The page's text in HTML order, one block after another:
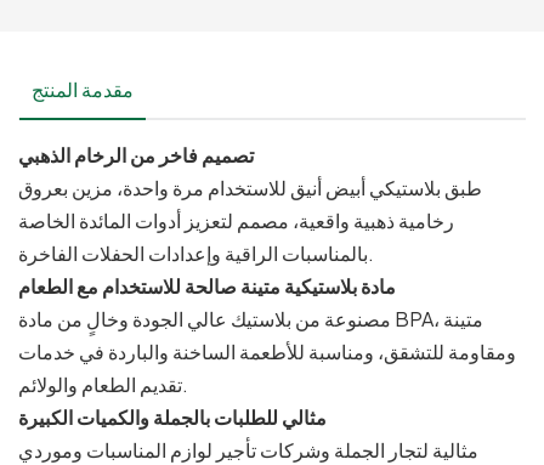
مقدمة المنتج
تصميم فاخر من الرخام الذهبي
طبق بلاستيكي أبيض أنيق للاستخدام مرة واحدة، مزين بعروق
رخامية ذهبية واقعية، مصمم لتعزيز أدوات المائدة الخاصة
بالمناسبات الراقية وإعدادات الحفلات الفاخرة.
مادة بلاستيكية متينة صالحة للاستخدام مع الطعام
مصنوعة من بلاستيك عالي الجودة وخالٍ من مادة BPA، متينة
ومقاومة للتشقق، ومناسبة للأطعمة الساخنة والباردة في خدمات
تقديم الطعام والولائم.
مثالي للطلبات بالجملة والكميات الكبيرة
مثالية لتجار الجملة وشركات تأجير لوازم المناسبات وموردي